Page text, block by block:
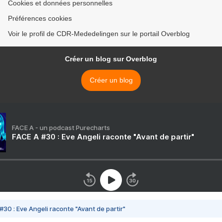
Cookies et données personnelles
Préférences cookies
Voir le profil de CDR-Mededelingen sur le portail Overblog
Créer un blog sur Overblog
Créer un blog
FACE A - un podcast Purecharts
FACE A #30 : Eve Angeli raconte "Avant de partir"
#30 : Eve Angeli raconte "Avant de partir"